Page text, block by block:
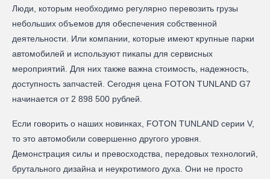
Люди, которым необходимо регулярно перевозить грузы
небольших объемов для обеспечения собственной
деятельности. Или компании, которые имеют крупные парки
автомобилей и используют пикапы для сервисных
мероприятий. Для них также важна стоимость, надежность,
доступность запчастей. Сегодня цена FOTON TUNLAND G7
начинается от 2 898 500 рублей.
Если говорить о наших новинках, FOTON TUNLAND серии V,
то это автомобили совершенно другого уровня.
Демонстрация силы и превосходства, передовых технологий,
брутального дизайна и неукротимого духа. Они не просто